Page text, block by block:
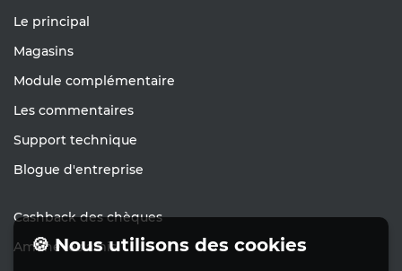
Le principal
Magasins
Module complémentaire
Les commentaires
Support technique
Blogue d'entreprise
Cashback des chèques
Amène les amis
🍪 Nous utilisons des cookies